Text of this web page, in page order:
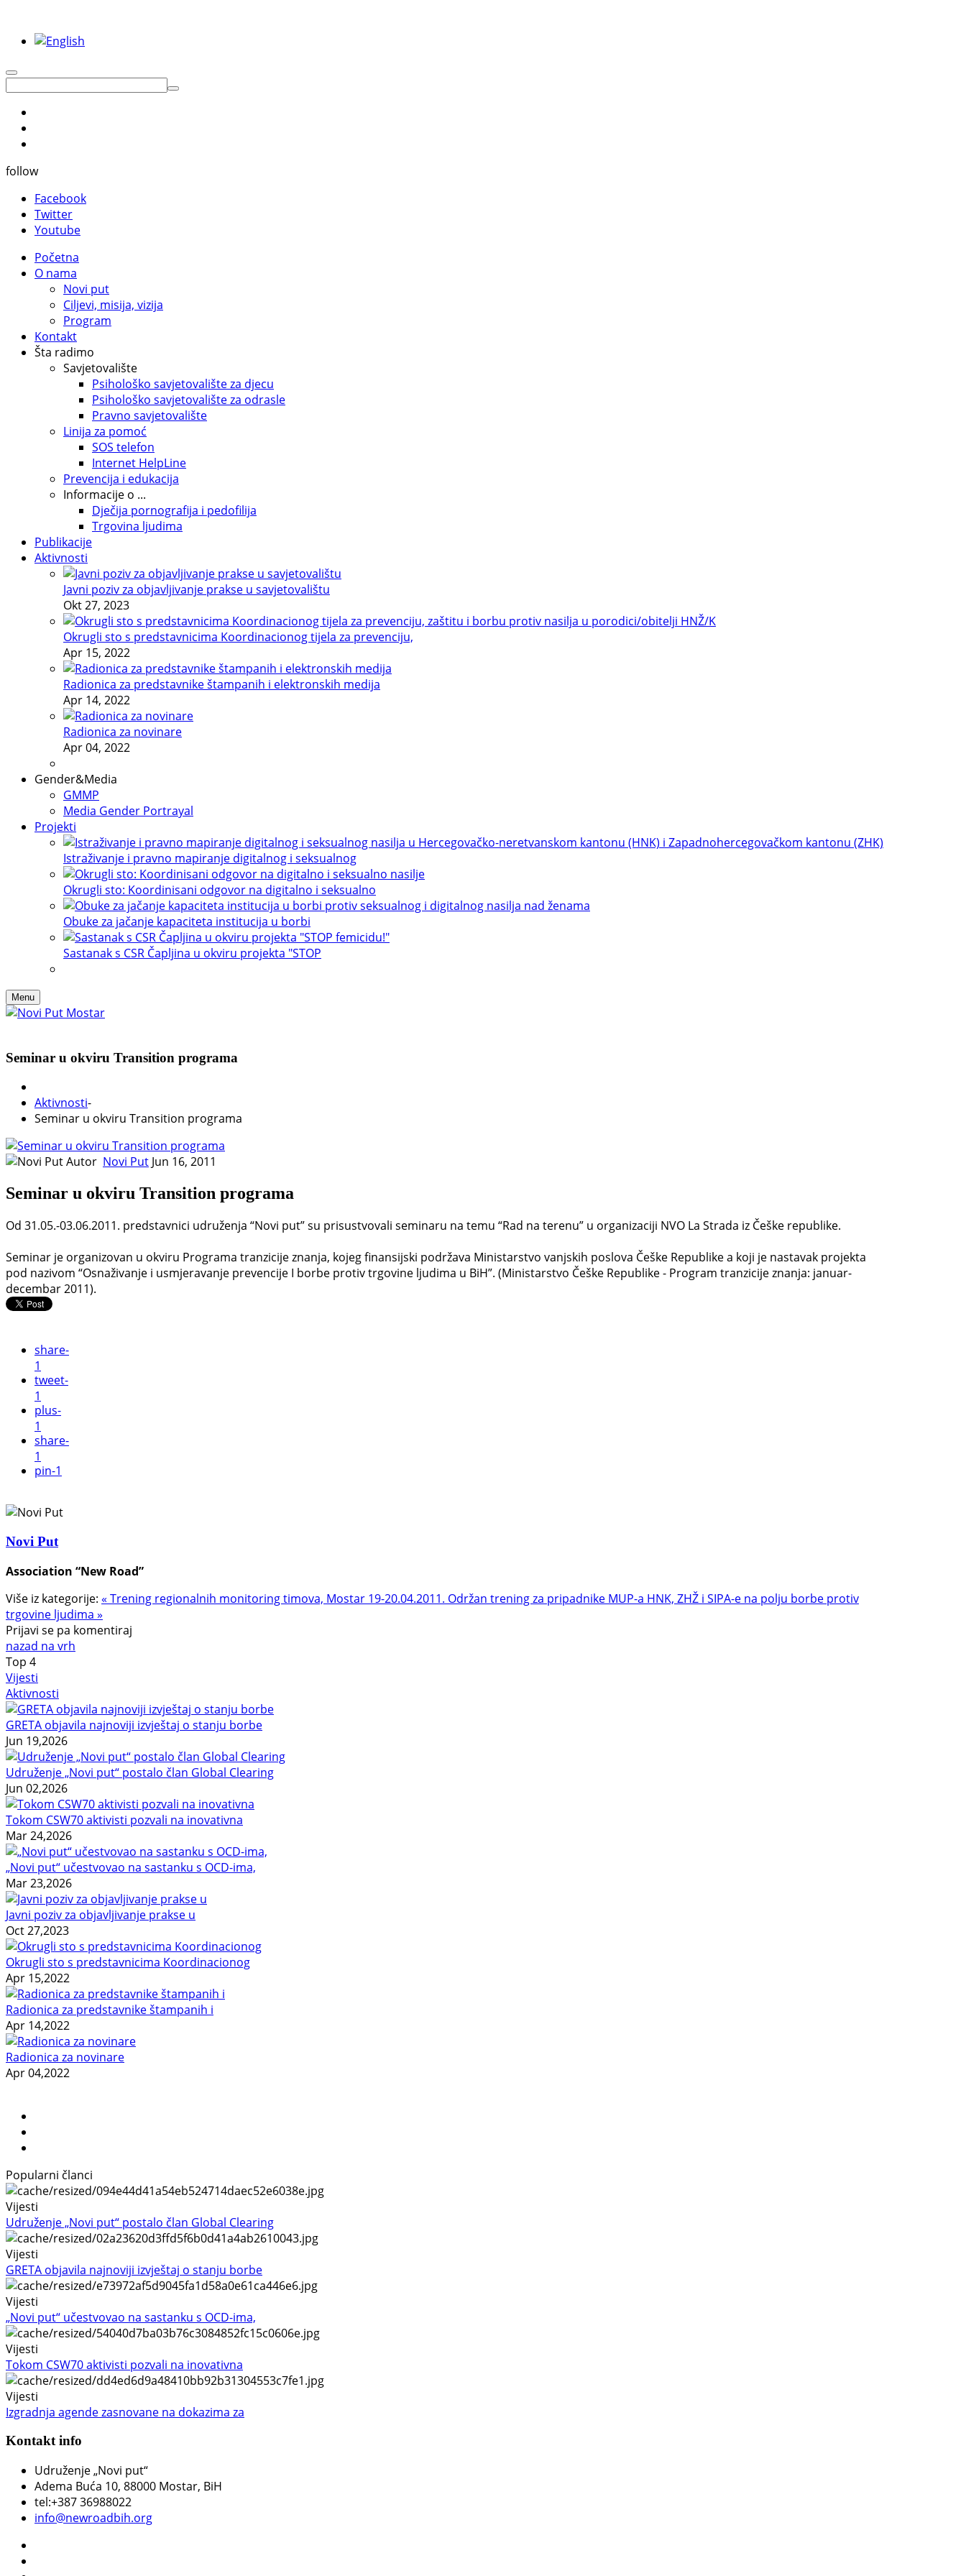
follow
Facebook
Twitter
Youtube
Početna
O nama
Novi put
Ciljevi, misija, vizija
Program
Kontakt
Šta radimo
Savjetovalište
Psihološko savjetovalište za djecu
Psihološko savjetovalište za odrasle
Pravno savjetovalište
Linija za pomoć
SOS telefon
Internet HelpLine
Prevencija i edukacija
Informacije o ...
Dječija pornografija i pedofilija
Trgovina ljudima
Publikacije
Aktivnosti
Javni poziv za objavljivanje prakse u savjetovalištu
Okt 27, 2023
Okrugli sto s predstavnicima Koordinacionog tijela za prevenciju,
Apr 15, 2022
Radionica za predstavnike štampanih i elektronskih medija
Apr 14, 2022
Radionica za novinare
Apr 04, 2022
Gender&Media
GMMP
Media Gender Portrayal
Projekti
Istraživanje i pravno mapiranje digitalnog i seksualnog
Okrugli sto: Koordinisani odgovor na digitalno i seksualno
Obuke za jačanje kapaciteta institucija u borbi
Sastanak s CSR Čapljina u okviru projekta "STOP
Menu
Seminar u okviru Transition programa
Aktivnosti-
Seminar u okviru Transition programa
Autor Novi Put Jun 16, 2011
Seminar u okviru Transition programa
Od 31.05.-03.06.2011. predstavnici udruženja “Novi put” su prisustvovali seminaru na temu “Rad na terenu” u organizaciji NVO La Strada iz Češke republike.
Seminar je organizovan u okviru Programa tranzicije znanja, kojeg finansijski podržava Ministarstvo vanjskih poslova Češke Republike a koji je nastavak projekta
pod nazivom “Osnaživanje i usmjeravanje prevencije I borbe protiv trgovine ljudima u BiH”. (Ministarstvo Češke Republike - Program tranzicije znanja: januar-
decembar 2011).
share-
1
tweet-
1
plus-
1
share-
1
pin-1
Novi Put
Association “New Road”
Više iz kategorije: « Trening regionalnih monitoring timova, Mostar 19-20.04.2011. Održan trening za pripadnike MUP-a HNK, ZHŽ i SIPA-e na polju borbe protiv
trgovine ljudima »
Prijavi se pa komentiraj
nazad na vrh
Top 4
Vijesti
Aktivnosti
GRETA objavila najnoviji izvještaj o stanju borbe
Jun 19,2026
Udruženje „Novi put“ postalo član Global Clearing
Jun 02,2026
Tokom CSW70 aktivisti pozvali na inovativna
Mar 24,2026
„Novi put“ učestvovao na sastanku s OCD-ima,
Mar 23,2026
Javni poziv za objavljivanje prakse u
Oct 27,2023
Okrugli sto s predstavnicima Koordinacionog
Apr 15,2022
Radionica za predstavnike štampanih i
Apr 14,2022
Radionica za novinare
Apr 04,2022
Popularni članci
Vijesti
Udruženje „Novi put“ postalo član Global Clearing
Vijesti
GRETA objavila najnoviji izvještaj o stanju borbe
Vijesti
„Novi put“ učestvovao na sastanku s OCD-ima,
Vijesti
Tokom CSW70 aktivisti pozvali na inovativna
Vijesti
Izgradnja agende zasnovane na dokazima za
Kontakt info
Udruženje „Novi put“
Adema Buća 10, 88000 Mostar, BiH
tel:+387 36988022
info@newroadbih.org